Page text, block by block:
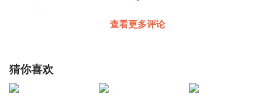
查看更多评论
猜你喜欢